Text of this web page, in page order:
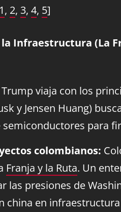
1, 2, 3, 4, 5]
Infraestructura (La
Trump viaja con los
y Jensen Huang)
para
colombianos:
Franja y la Ruta. Un
las presiones de
china en